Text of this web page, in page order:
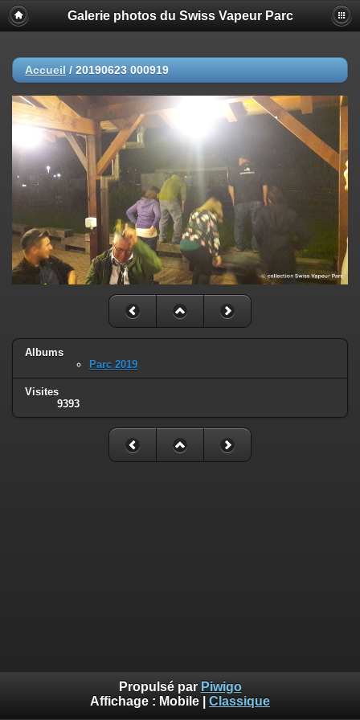
Galerie photos du Swiss Vapeur Parc
Accueil / 20190623 000919
Albums
Parc 2019
Visites
9393
Propulsé par Piwigo
Affichage : Mobile Classique